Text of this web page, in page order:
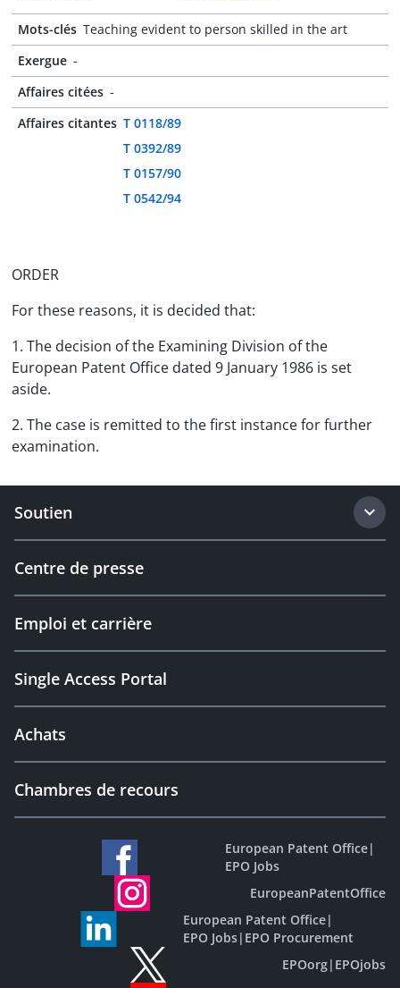
Mots-clés Teaching evident to person skilled in the art
Exergue -
Affaires citées -
Affaires citantes T 0118/89
T 0392/89
T 0157/90
T 0542/94
ORDER
For these reasons, it is decided that:
1. The decision of the Examining Division of the
European Patent Office dated 9 January 1986 is set
aside.
2. The case is remitted to the first instance for further
examination.
Soutien
Centre de presse
Emploi et carrière
Single Access Portal
Achats
Chambres de recours
European Patent Office|
EPO Jobs
EuropeanPatentOffice
European Patent Office|
EPO Jobs| EPO Procurement
EPOorg| EPOjobs